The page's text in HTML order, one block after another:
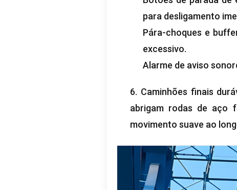
para desligamento
Pára-choques e
excessivo.
Alarme de aviso
6. Caminhões finais
abrigam rodas de aço
movimento suave ao